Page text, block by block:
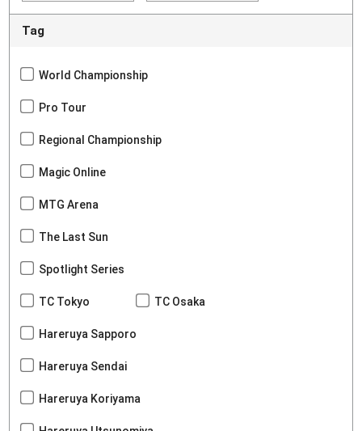
Tag
World Championship
Pro Tour
Regional Championship
Magic Online
MTG Arena
The Last Sun
Spotlight Series
TC Tokyo TC Osaka
Hareruya Sapporo
Hareruya Sendai
Hareruya Koriyama